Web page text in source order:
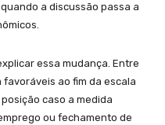
a discussão passa a
essa mudança. Entre
ao fim da escala
caso a medida
ou fechamento de